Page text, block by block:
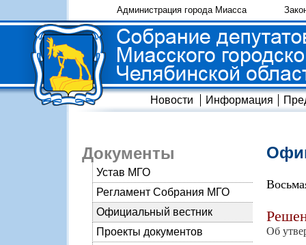
Администрация города Миасса
Новости Информация
Документы
Устав МГО
Регламент Собрания МГО
Официальный вестник
Проекты документов
Об